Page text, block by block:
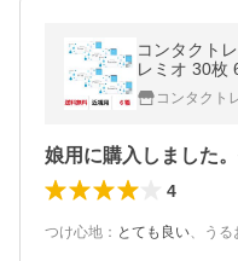
コンタクト
レミオ 30枚
remio クリ
て メニコン
コンタクト
4
つけ心地 ： とても良い、 うる